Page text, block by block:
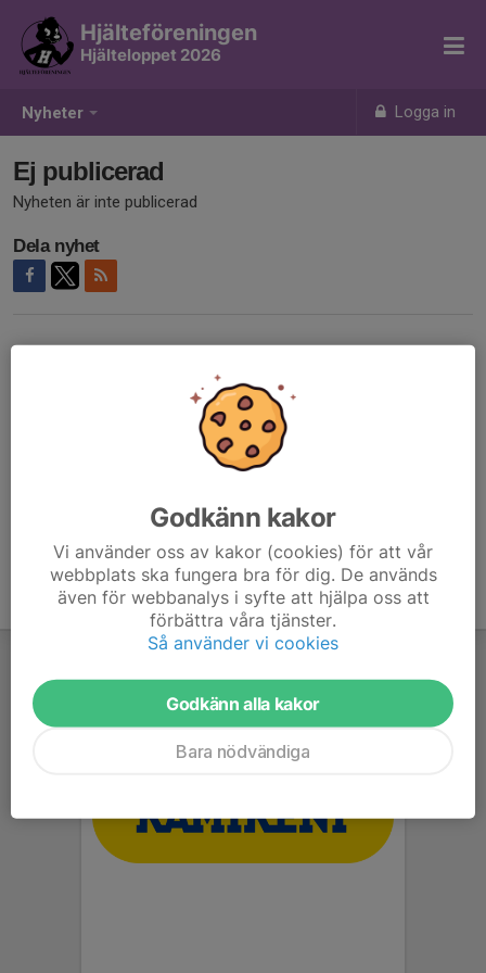
Nyheter Logga in
Hjälteföreningen
Hjälteloppet 2026
Ej publicerad
Nyheten är inte publicerad
Dela nyhet
Det finns inga tidigare nyheter
Godkänn kakor
Vi använder oss av kakor (cookies) för att vår
webbplats ska fungera bra för dig. De används
även för webbanalys i syfte att hjälpa oss att
förbättra våra tjänster.
Så använder vi cookies
Godkänn alla kakor
Bara nödvändiga